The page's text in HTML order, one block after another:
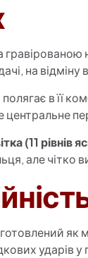
на
в її
центральне
(11 рівнів
але чітко
як
ударів